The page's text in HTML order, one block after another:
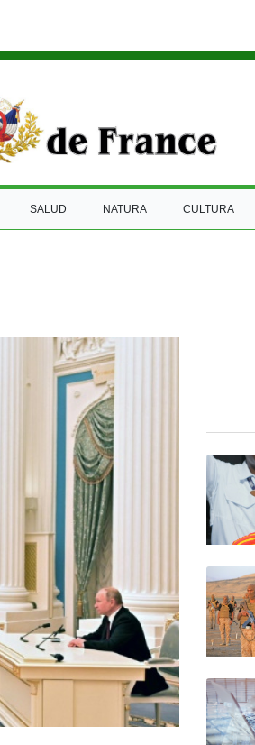
SALUD NATURA CULTURA